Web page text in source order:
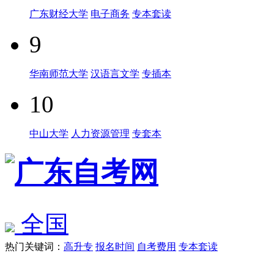
广东财经大学 电子商务 专本套读
9
华南师范大学 汉语言文学 专插本
10
中山大学 人力资源管理 专套本
全国
热门关键词： 高升专 报名时间 自考费用 专本套读